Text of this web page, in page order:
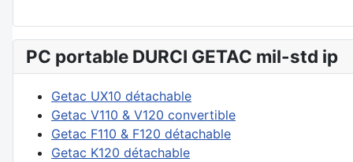
PC portable DURCI GETAC mil-std ip
Getac UX10 détachable
Getac V110 & V120 convertible
Getac F110 & F120 détachable
Getac K120 détachable